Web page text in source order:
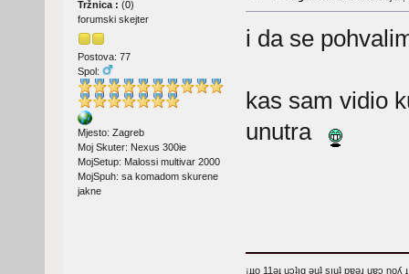
Tržnica : (0)
forumski skejter
Postova: 77
Spol:
Mjesto: Zagreb
Moj Skuter: Nexus 300ie
MojSetup: Malossi multivar 2000
MojSpuh: sa komadom skurene
jakne
i da se
kas sam vidio
unutra
¡ɟɟo 11ǝɟ ɥɔʇıq ǝɥʇ sıɥʇ pɐǝɹ uɐɔ noʎ